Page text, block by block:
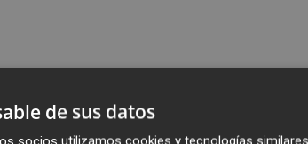
de sus datos